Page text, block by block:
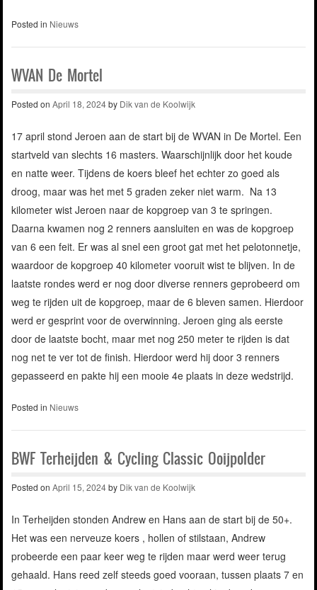
Posted in Nieuws
WVAN De Mortel
Posted on April 18, 2024by Dik van de Koolwijk
17 april stond Jeroen aan de start bij de WVAN in De Mortel. Een
startveld van slechts 16 masters. Waarschijnlijk door het koude
en natte weer. Tijdens de koers bleef het echter zo goed als
droog, maar was het met 5 graden zeker niet warm. Na 13
kilometer wist Jeroen naar de kopgroep van 3 te springen.
Daarna kwamen nog 2 renners aansluiten en was de kopgroep
van 6 een feit. Er was al snel een groot gat met het pelotonnetje,
waardoor de kopgroep 40 kilometer vooruit wist te blijven. In de
laatste rondes werd er nog door diverse renners geprobeerd om
weg te rijden uit de kopgroep, maar de 6 bleven samen. Hierdoor
werd er gesprint voor de overwinning. Jeroen ging als eerste
door de laatste bocht, maar met nog 250 meter te rijden is dat
nog net te ver tot de finish. Hierdoor werd hij door 3 renners
gepasseerd en pakte hij een mooie 4e plaats in deze wedstrijd.
Posted in Nieuws
BWF Terheijden & Cycling Classic Ooijpolder
Posted on April 15, 2024by Dik van de Koolwijk
In Terheijden stonden Andrew en Hans aan de start bij de 50+.
Het was een nerveuze koers , hollen of stilstaan, Andrew
probeerde een paar keer weg te rijden maar werd weer terug
gehaald. Hans reed zelf steeds goed vooraan, tussen plaats 7 en